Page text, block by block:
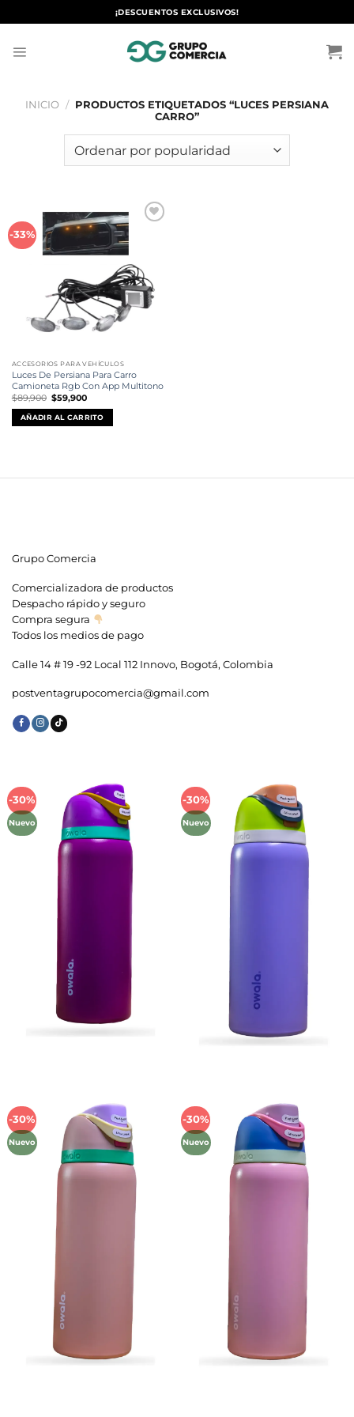
al
¡DESCUENTOS EXCLUSIVOS!
INICIO / PRODUCTOS ETIQUETADOS “LUCES PERSIANA
CARRO”
-33%
ACCESORIOS PARA VEHÍCULOS
Luces De Persiana Para Carro
Camioneta Rgb Con App Multitono
$89,900 El
precio
original
era:
$89,900.
$59,900El
actual
es:
$59,900.
AÑADIR AL CARRITO
Grupo Comercia
Comercializadora de productos
Despacho rápido y seguro
Compra segura
Todos los medios de pago
Calle 14 # 19 -92 Local 112 Innovo, Bogotá, Colombia
postventagrupocomercia@gmail.com
-30%
Nuevo
Añadir
lista de
deseos
-30%
Nuevo
Añadir
lista de
deseos
-30%
Nuevo
Añadir
lista de
deseos
-30%
Nuevo
Añadir
lista de
deseos